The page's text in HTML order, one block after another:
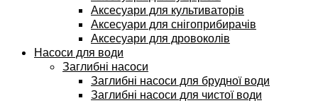
Аксесуари для культиваторів
Аксесуари для снігоприбирачів
Аксесуари для дровоколів
Насоси для води
Заглибні насоси
Заглибні насоси для брудної води
Заглибні насоси для чистої води